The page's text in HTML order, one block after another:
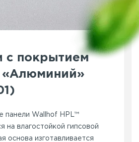
с покрытием
«Алюминий»
панели Wallhof HPL™
на влагостойкой гипсовой
основа изготавливается